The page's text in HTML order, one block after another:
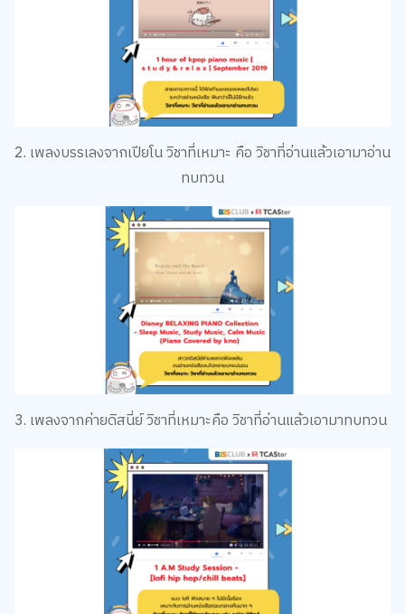
2. เพลงบรรเลงจากเปียโน วิชาที่เหมาะ คือ วิชาที่อ่านแล้วเอามาอ่าน
ทบทวน
3. เพลงจากค่ายดิสนี่ย์ วิชาที่เหมาะคือ วิชาที่อ่านแล้วเอามาทบทวน